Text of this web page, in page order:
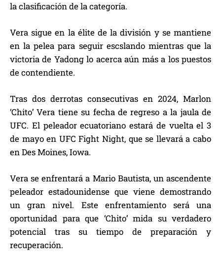
la clasificación de la categoría.
Vera sigue en la élite de la división y se mantiene
en la pelea para seguir escslando mientras que la
victoria de Yadong lo acerca aún más a los puestos
de contendiente.
Tras dos derrotas consecutivas en 2024, Marlon
‘Chito’ Vera tiene su fecha de regreso a la jaula de
UFC. El peleador ecuatoriano estará de vuelta el 3
de mayo en UFC Fight Night, que se llevará a cabo
en Des Moines, Iowa.
Vera se enfrentará a Mario Bautista, un ascendente
peleador estadounidense que viene demostrando
un gran nivel. Este enfrentamiento será una
oportunidad para que ‘Chito’ mida su verdadero
potencial tras su tiempo de preparación y
recuperación.